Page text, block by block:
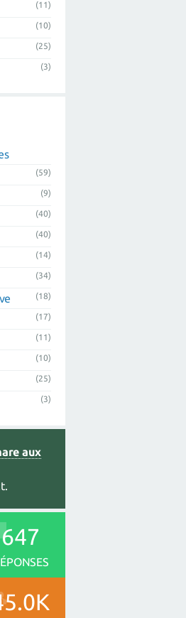
(11)
(10)
(25)
(3)
(59)
(9)
(40)
(40)
(14)
(34)
(18)
(17)
(11)
(10)
(25)
(3)
aux
647